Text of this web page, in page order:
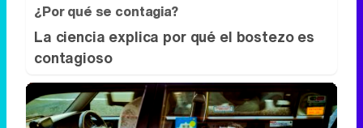
¿Por qué se contagia?
La ciencia explica por qué el bostezo es
contagioso